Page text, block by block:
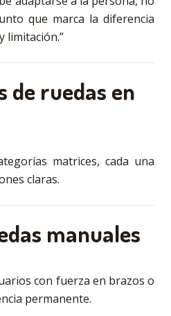
que marca la diferencia
limitación.”
de ruedas en
matrices, cada una
claras.
manuales
con fuerza en brazos o
permanente.